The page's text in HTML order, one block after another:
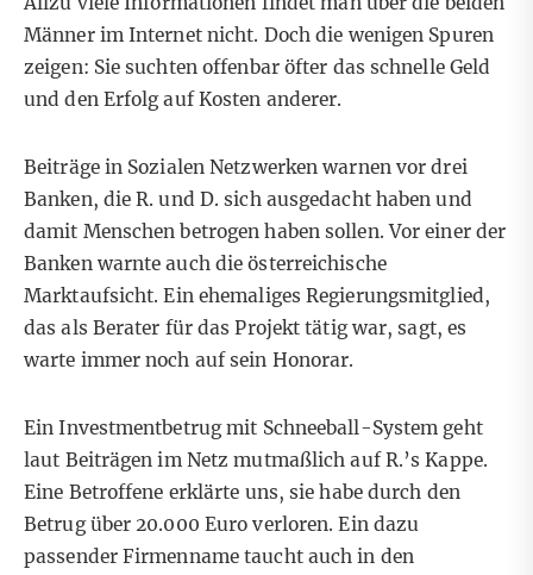
Männer im Internet nicht. Doch die wenigen Spuren
zeigen: Sie suchten offenbar öfter das schnelle Geld
und den Erfolg auf Kosten anderer.
Beiträge in Sozialen Netzwerken warnen vor drei
Banken, die R. und D. sich ausgedacht haben und
damit Menschen betrogen haben sollen. Vor einer der
Banken warnte auch die österreichische
Marktaufsicht. Ein ehemaliges Regierungsmitglied,
das als Berater für das Projekt tätig war, sagt, es
warte immer noch auf sein Honorar.
Ein Investmentbetrug mit Schneeball-System geht
laut Beiträgen im Netz mutmaßlich auf R.’s Kappe.
Eine Betroffene erklärte uns, sie habe durch den
Betrug über 20.000 Euro verloren. Ein dazu
passender Firmenname taucht auch in den